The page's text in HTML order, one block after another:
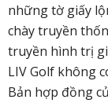
những tờ giấy
chày truyền
truyền hình trị
LIV Golf không
Bản hợp đồng